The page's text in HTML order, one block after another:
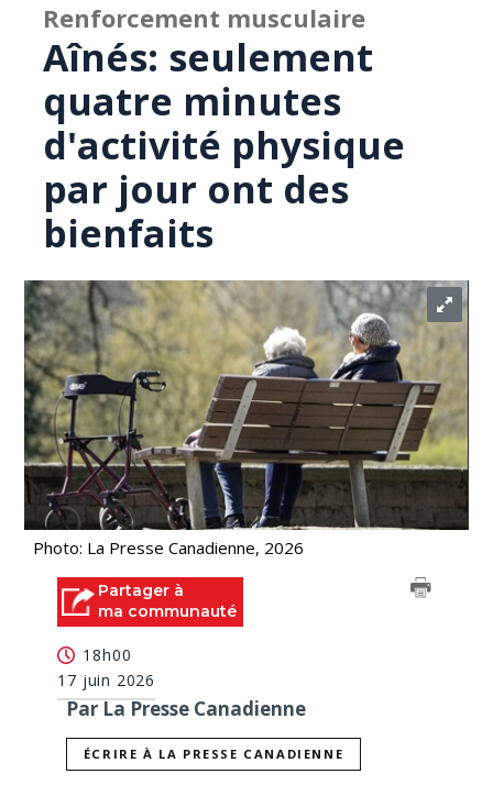
Renforcement musculaire
Aînés: seulement
quatre minutes
d'activité physique
par jour ont des
bienfaits
Photo: La Presse Canadienne, 2026
Partager à
ma communauté
18h00
17 juin 2026
Par La Presse Canadienne
ÉCRIRE À LA PRESSE CANADIENNE